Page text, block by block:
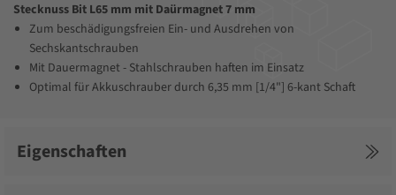
Stecknuss Bit L65 mm mit Daürmagnet 7 mm
Zum beschädigungsfreien Ein- und Ausdrehen von
Sechskantschrauben
Mit Dauermagnet - Stahlschrauben haften im Einsatz
Optimal für Akkuschrauber durch 6,35 mm [1/4"] 6-kant Schaft
Eigenschaften